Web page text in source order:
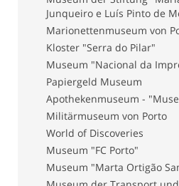
Junqueiro e Luís Pinto de
Marionettenmuseum von
Kloster "Serra do Pilar"
Museum "Nacional da
Papiergeld Museum
Apothekenmuseum -
Militärmuseum von Porto
World of Discoveries
Museum "FC Porto"
Museum "Marta Ortigão